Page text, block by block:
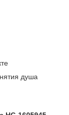
душа